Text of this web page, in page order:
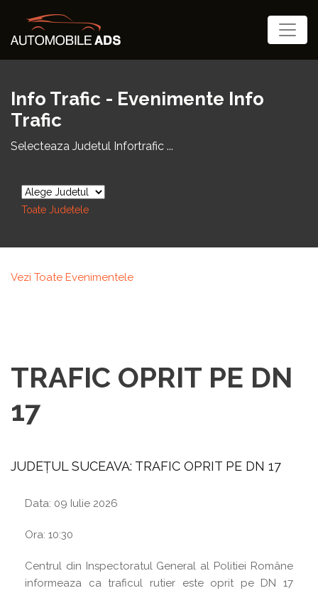
Info Trafic - Evenimente Info
Trafic
Selecteaza Judetul Infortrafic ...
Toate Judetele
Vezi Toate Evenimentele
TRAFIC OPRIT PE DN
17
JUDEȚUL SUCEAVA: TRAFIC OPRIT PE DN 17
Data: 09 Iulie 2026
Ora: 10:30
Centrul din Inspectoratul General al Politiei Române
informeaza ca traficul rutier este oprit pe DN 17